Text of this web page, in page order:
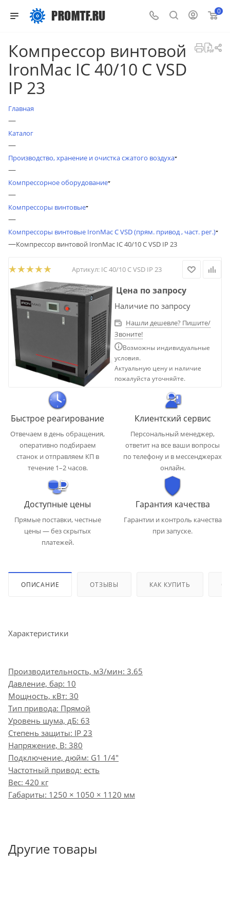
0
Компрессор винтовой
IronMac IC 40/10 C VSD
IP 23
Главная
—
Каталог
—
Производство, хранение и очистка сжатого воздуха
—
Компрессорное оборудование
—
Компрессоры винтовые
—
Компрессоры винтовые IronMac C VSD (прям. привод , част. рег.)
—Компрессор винтовой IronMac IC 40/10 C VSD IP 23
Артикул: IC 40/10 C VSD IP 23
Цена по запросу
Наличие по запросу
Нашли дешевле? Пишите/
Звоните!
Возможны индивидуальные
условия.
Актуальную цену и наличие
пожалуйста уточняйте.
Быстрое реагирование
Отвечаем в день обращения,
оперативно подбираем
станок и отправляем КП в
течение 1–2 часов.
Клиентский сервис
Персональный менеджер,
ответит на все ваши вопросы
по телефону и в мессенджерах
онлайн.
Доступные цены
Прямые поставки, честные
цены — без скрытых
платежей.
Гарантия качества
Гарантии и контроль качества
при запуске.
ОПИСАНИЕ ОТЗЫВЫ КАК КУПИТЬ
Характеристики
Производительность, м3/мин: 3.65
Давление, бар: 10
Мощность, кВт: 30
Тип привода: Прямой
Уровень шума, дБ: 63
Степень защиты: IP 23
Напряжение, В: 380
Подключение, дюйм: G1 1/4"
Частотный привод: есть
Вес: 420 кг
Габариты: 1250 × 1050 × 1120 мм
Другие товары